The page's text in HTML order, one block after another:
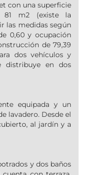
con una superficie
81 m2 (existe la
las medidas según
0,60 y ocupación
de 79,39
dos vehículos y
distribuye en dos
equipada y un
lavadero. Desde el
al jardín y a
y dos baños